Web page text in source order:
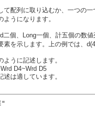
て配列に取り込むか、一つの
うになります。
個、Long一個、計五個の数
を示します。上の例では、
うに記述します。
D4~Wrd D5
は適しています。